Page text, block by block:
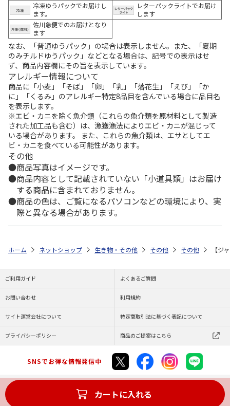
冷凍ゆうパックでお届けし
ます。
レターパックライトでお届け
します
佐川急便でのお届けとなり
ます
なお、「普通ゆうパック」の場合は表示しません。また、「夏期
のみチルドゆうパック」などとなる場合は、記号での表示はせ
ず、商品内容欄にその旨を表示しています。
アレルギー情報について
商品に「小麦」「そば」「卵」「乳」「落花生」「えび」「か
に」「くるみ」のアレルギー特定8品目を含んでいる場合に品目名
を表示します。
※エビ・カニを除く魚介類（これらの魚介類を原材料として製造
された加工品も含む）は、漁獲漁法によりエビ・カニが混じって
いる場合があります。 また、これらの魚介類は、エサとしてエ
ビ・カニを食べている可能性があります。
その他
商品写真はイメージです。
商品内容として記載されていない「小道具類」はお届け
する商品に含まれておりません。
商品の色は、ご覧になるパソコンなどの環境により、実
際と異なる場合があります。
カートに入れる
ホーム ネットショップ 生き物・その他 その他 その他 【ジ
ご利用ガイド よくあるご質問
お問い合わせ 利用規約
サイト運営会社について 特定商取引法に基づく表記について
プライバシーポリシー 商品のご提案はこちら
SNSでお得な情報発信中